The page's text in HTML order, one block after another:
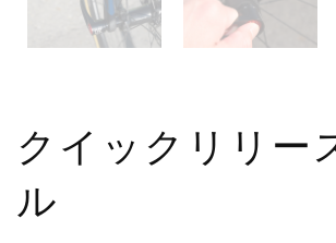
クイックリリー
ル